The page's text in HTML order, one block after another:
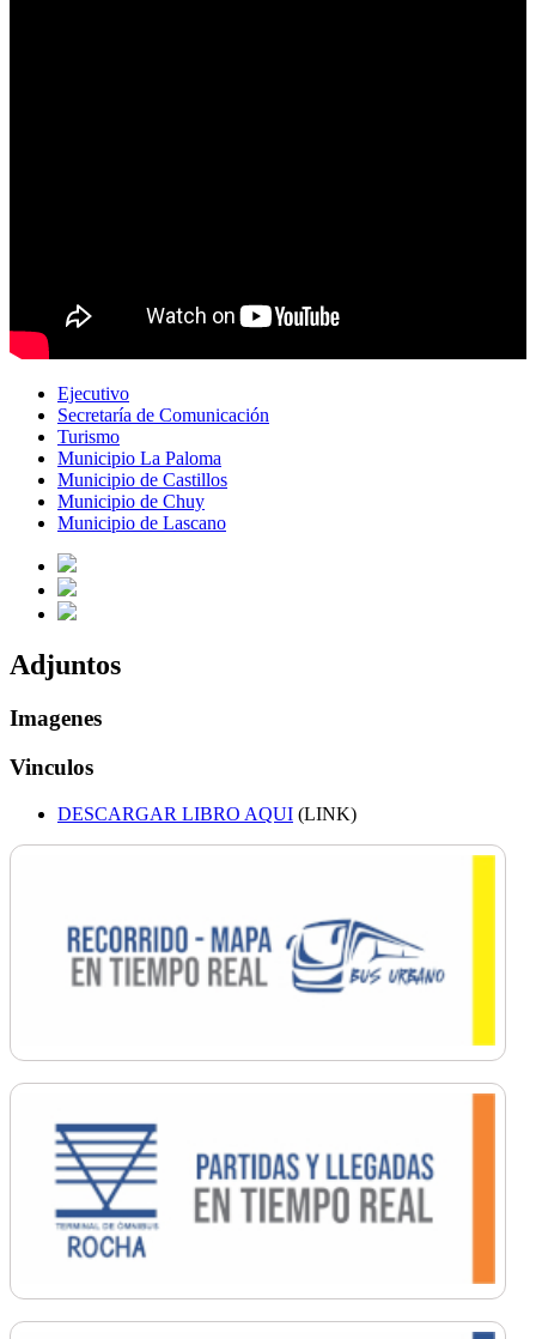
Ejecutivo
Secretaría de Comunicación
Turismo
Municipio La Paloma
Municipio de Castillos
Municipio de Chuy
Municipio de Lascano
Adjuntos
Imagenes
Vinculos
DESCARGAR LIBRO AQUI (LINK)